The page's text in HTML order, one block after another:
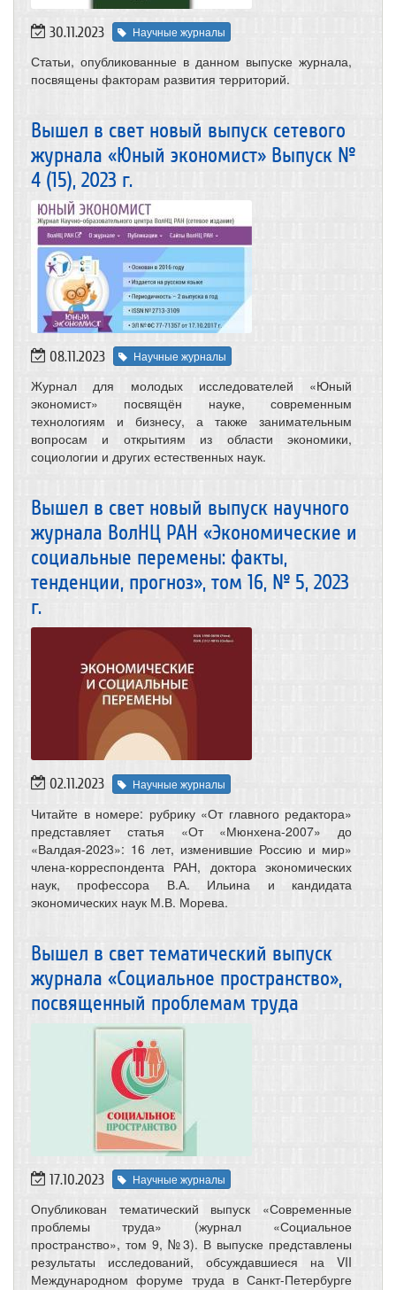
30.11.2023 Научные журналы
Статьи, опубликованные в данном выпуске журнала,
посвящены факторам развития территорий.
Вышел в свет новый выпуск сетевого
журнала «Юный экономист» Выпуск №
4 (15), 2023 г.
08.11.2023 Научные журналы
Журнал для молодых исследователей «Юный
экономист» посвящён науке, современным
технологиям и бизнесу, а также занимательным
вопросам и открытиям из области экономики,
социологии и других естественных наук.
Вышел в свет новый выпуск научного
журнала ВолНЦ РАН «Экономические и
социальные перемены: факты,
тенденции, прогноз», том 16, № 5, 2023
г.
02.11.2023 Научные журналы
Читайте в номере: рубрику «От главного редактора»
представляет статья «От «Мюнхена-2007» до
«Валдая-2023»: 16 лет, изменившие Россию и мир»
члена-корреспондента РАН, доктора экономических
наук, профессора В.А. Ильина и кандидата
экономических наук М.В. Морева.
Вышел в свет тематический выпуск
журнала «Социальное пространство»,
посвященный проблемам труда
17.10.2023 Научные журналы
Опубликован тематический выпуск «Современные
проблемы труда» (журнал «Социальное
пространство», том 9, №3). В выпуске представлены
результаты исследований, обсуждавшиеся на VII
Международном форуме труда в Санкт-Петербурге